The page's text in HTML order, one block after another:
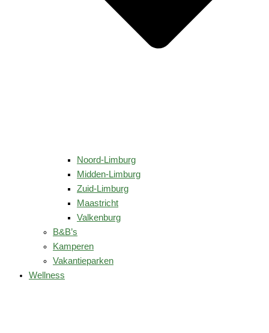
Noord-Limburg
Midden-Limburg
Zuid-Limburg
Maastricht
Valkenburg
B&B’s
Kamperen
Vakantieparken
Wellness